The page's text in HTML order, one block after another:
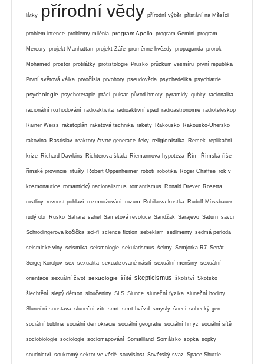
látky přírodní vědy přírodní výběr přistání na Měsíci
problém intence problémy milénia program Apollo program Gemini program
Mercury projekt Manhattan projekt Záře proměnné hvězdy propaganda prorok
Mohamed prostor protilátky protistologie Prusko průzkum vesmíru první republika
První světová válka prvočísla prvohory pseudověda psychedelika psychiatrie
psychologie psychoterapie ptáci pulsar původ hmoty pyramidy qubity racionalita
racionální rozhodování radioaktivita radioaktivní spad radioastronomie radioteleskop
Rainer Weiss raketoplán raketová technika rakety Rakousko Rakousko-Uhersko
rakovina Rastislav reaktory čtvrté generace řeky religionistika Remek replikační
krize Richard Dawkins Richterova škála Riemannova hypotéza Řím Římská říše
římské provincie rituály Robert Oppenheimer roboti robotika Roger Chaffee rok v
kosmonautice romantický nacionalismus romantismus Ronald Drever Rosetta
rostliny rovnost pohlaví rozmnožování rozum Rubikova kostka Rudolf Mössbauer
rudý obr Rusko Sahara sahel Sametová revoluce Sandžak Sarajevo Saturn savci
Schrödingerova kočička sci-fi science fiction sebeklam sedimenty sedmá perioda
seismické vlny seismika seismologie sekularismus šelmy Semjorka R7 Senát
Sergej Koroljov sex sexualita sexualizované násilí sexuální menšiny sexuální
orientace sexuální život sexuologie šíité skepticismus školství Skotsko
šlechtění slepý démon sloučeniny SLS Slunce sluneční fyzika sluneční hodiny
Sluneční soustava sluneční vítr smrt smrt hvězd smysly šneci sobecký gen
sociální bublina sociální demokracie sociální geografie sociální hmyz sociální sítě
sociobiologie sociologie sociomapování Somaliland Somálsko sopka sopky
soudnictví soukromý sektor ve vědě souvislost Sovětský svaz Space Shuttle